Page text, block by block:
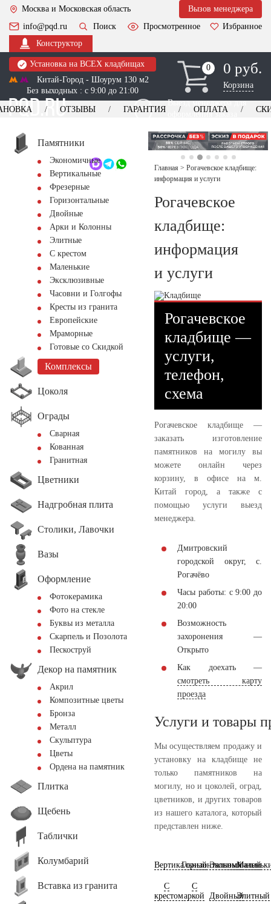
Москва и Московская область
Вызов менеджера
info@pqd.ru
Поиск Просмотренное
Избранное
Конструктор
Установка на ВСЕХ кладбищах
Китай-Город - Шоурум 130 м2
Без выходных : с 9:00 до 21:00
0
0 0 руб.
Корзина
Выезд менеджера для
оформления заказа
+7 (495) 518-44-23
Обратный звонок
ОТЗЫВЫ ГАРАНТИЯ ОПЛАТА
Памятники
Экономичные
Вертикальные
Фрезерные
Горизонтальные
Двойные
Арки и Колонны
Элитные
С крестом
Маленькие
Эксклюзивные
Часовни и Голгофы
Кресты из гранита
Европейские
Мраморные
Готовые со Скидкой
Комплексы
Цоколя
Ограды
Сварная
Кованная
Гранитная
Цветники
Надгробная плита
Столики, Лавочки
Вазы
Оформление
Фотокерамика
Фото на стекле
Буквы из металла
Скарпель и Позолота
Пескоструй
Декор на памятник
Акрил
Композитные цветы
Бронза
Металл
Скульптура
Цветы
Ордена на памятник
Плитка
Щебень
Таблички
Колумбарий
Вставка из гранита
Главная > Рогачевское кладбище:
информация и услуги
Рогачевское
кладбище:
информация
и услуги
Рогачевское
кладбище —
услуги,
телефон,
схема
Рогачевское кладбище —
заказать изготовление
памятников на могилу вы
можете онлайн через
корзину, в офисе на м.
Китай город, а также с
помощью услуги выезд
менеджера.
Дмитровский
городской округ, с.
Рогачёво
Часы работы: с 9:00 до
20:00
Возможность
захоронения —
Открыто
Как доехать —
смотреть карту
проезда
Услуги и товары
Мы осуществляем продажу и
установку на кладбище не
только памятников на
могилу, но и цоколей, оград,
цветников, и других товаров
из нашего каталога, который
представлен ниже.
ВертикальныйГоризонтальный
Экономичный
С
крестом
С
аркой
ДвойныйЭлитный